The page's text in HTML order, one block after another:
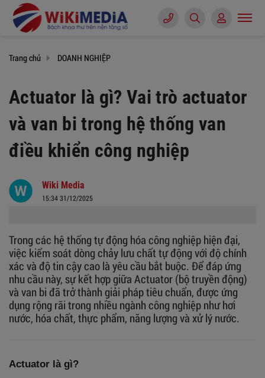
Trang chủ DOANH NGHIỆP
Actuator là gì? Vai trò actuator
và van bi trong hệ thống van
điều khiển công nghiệp
Wiki Media
15:34 31/12/2025
Trong các hệ thống tự động hóa công nghiệp hiện đại,
việc kiểm soát dòng chảy lưu chất tự động với độ chính
xác và độ tin cậy cao là yêu cầu bắt buộc. Để đáp ứng
nhu cầu này, sự kết hợp giữa Actuator (bộ truyền động)
và van bi đã trở thành giải pháp tiêu chuẩn, được ứng
dụng rộng rãi trong nhiều ngành công nghiệp như hơi
nước, hóa chất, thực phẩm, năng lượng và xử lý nước.
Actuator là gì?